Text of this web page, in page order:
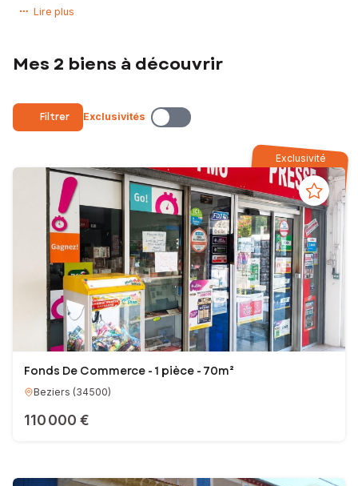
Bienvenue !
personnalisé, de la première rencontre jusqu'à la signature.
terrains, achat de biens immobiliers, estimation de votre bien, fonds
de commerce, murs commerciaux, biens à rénover, valorisation et
optimisation de potentiel.
Conseils à chaque étape de votre projet : estimation précise,
stratégie de commercialisation, conseils pour valoriser votre bien,
recherche d’acquéreurs qualifiés, organisation des visites,
négociation, coordination avec notaires, banques et autres
professionnels, suivi administratif jusqu’à la signature définitive.
Ma priorité : Vous offrir un accompagnement professionnel,
transparent et personnalisé afin de concrétiser votre projet
immobilier en toute sérénité.
Vous avez un projet immobilier ? Échangeons ensemble pour lui
donner vie.
EI - Agent commercial - 918 695 313 RSAC BéZIERS
Lire plus
Mes 2 biens à découvrir
Filtrer Exclusivités
Exclusivité
Fonds De Commerce - 1 pièce - 70m²
Beziers (34500)
110 000 €